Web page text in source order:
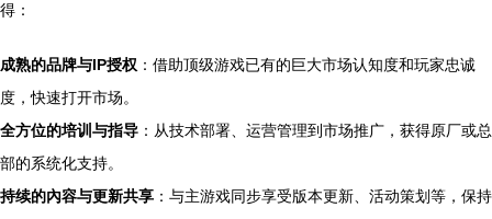
得：
成熟的品牌与IP授权 ：借助顶级游戏已有的巨大市场认知度和玩家忠诚
度，快速打开市场。
全方位的培训与指导 ：从技术部署、运营管理到市场推广，获得原厂或总
部的系统化支持。
持续的內容与更新共享 ：与主游戏同步享受版本更新、活动策划等，保持